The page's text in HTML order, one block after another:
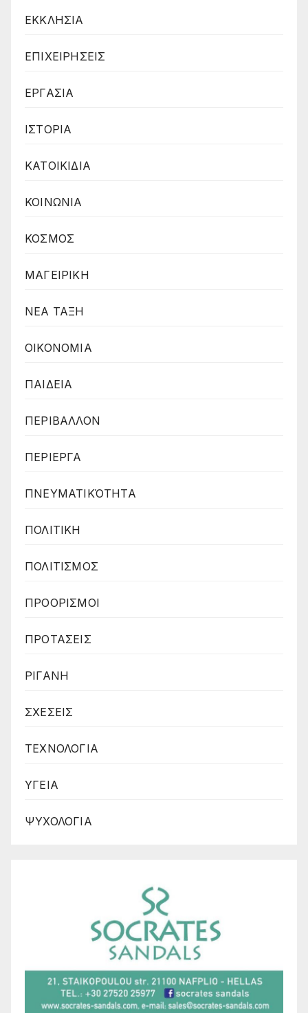
ΕΚΚΛΗΣΙΑ
ΕΠΙΧΕΙΡΗΣΕΙΣ
ΕΡΓΑΣΙΑ
ΙΣΤΟΡΙΑ
ΚΑΤΟΙΚΙΔΙΑ
ΚΟΙΝΩΝΙΑ
ΚΟΣΜΟΣ
ΜΑΓΕΙΡΙΚΗ
ΝΕΑ ΤΑΞΗ
ΟΙΚΟΝΟΜΙΑ
ΠΑΙΔΕΙΑ
ΠΕΡΙΒΑΛΛΟΝ
ΠΕΡΙΕΡΓΑ
ΠΝΕΥΜΑΤΙΚΌΤΗΤΑ
ΠΟΛΙΤΙΚΗ
ΠΟΛΙΤΙΣΜΟΣ
ΠΡΟΟΡΙΣΜΟΙ
ΠΡΟΤΑΣΕΙΣ
ΡΙΓΑΝΗ
ΣΧΕΣΕΙΣ
ΤΕΧΝΟΛΟΓΙΑ
ΥΓΕΙΑ
ΨΥΧΟΛΟΓΙΑ